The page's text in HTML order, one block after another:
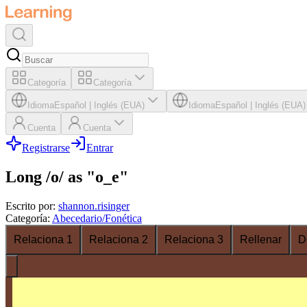
Categoría Categoría
IdiomaEspañol Inglés (EUA) IdiomaEspañol Inglés (EUA)
Cuenta Cuenta
Registrarse Entrar
Long /o/ as "o_e"
Escrito por: shannon.risinger
Categoría: Abecedario/Fonética
Relaciona 1
Relaciona 2 Relaciona 3 Rellenar